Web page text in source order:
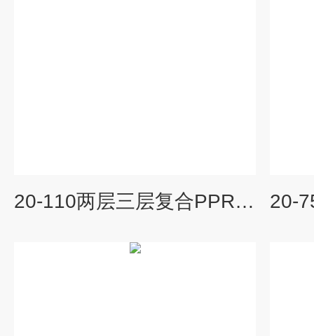
20-110两层三层复合PPR/HDPE管材挤出机生产线 生产设备